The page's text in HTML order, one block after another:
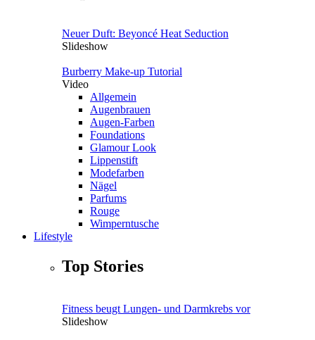
Neuer Duft: Beyoncé Heat Seduction
Slideshow
Burberry Make-up Tutorial
Video
Allgemein
Augenbrauen
Augen-Farben
Foundations
Glamour Look
Lippenstift
Modefarben
Nägel
Parfums
Rouge
Wimperntusche
Lifestyle
Top Stories
Fitness beugt Lungen- und Darmkrebs vor
Slideshow